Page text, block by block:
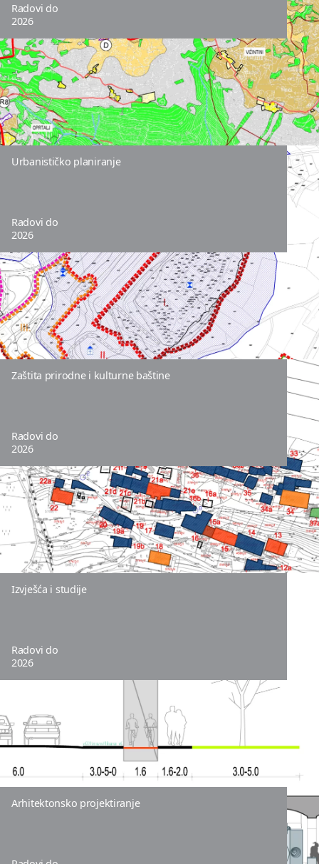
Radovi do
2026
Urbanističko planiranje
Radovi do
2026
Zaštita prirodne i kulturne baštine
Radovi do
2026
Izvješća i studije
Radovi do
2026
Arhitektonsko projektiranje